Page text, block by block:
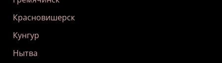
Красновишерск
Кунгур
Нытва